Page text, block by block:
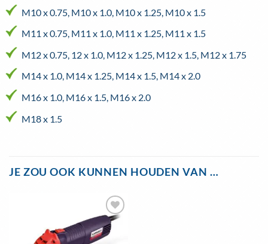
M10 x 0.75, M10 x 1.0, M10 x 1.25, M10 x 1.5
M11 x 0.75, M11 x 1.0, M11 x 1.25, M11 x 1.5
M12 x 0.75, 12 x 1.0, M12 x 1.25, M12 x 1.5, M12 x 1.75
M14 x 1.0, M14 x 1.25, M14 x 1.5, M14 x 2.0
M16 x 1.0, M16 x 1.5, M16 x 2.0
M18 x 1.5
JE ZOU OOK KUNNEN HOUDEN VAN …
Toevoegen
aan
wenslijst